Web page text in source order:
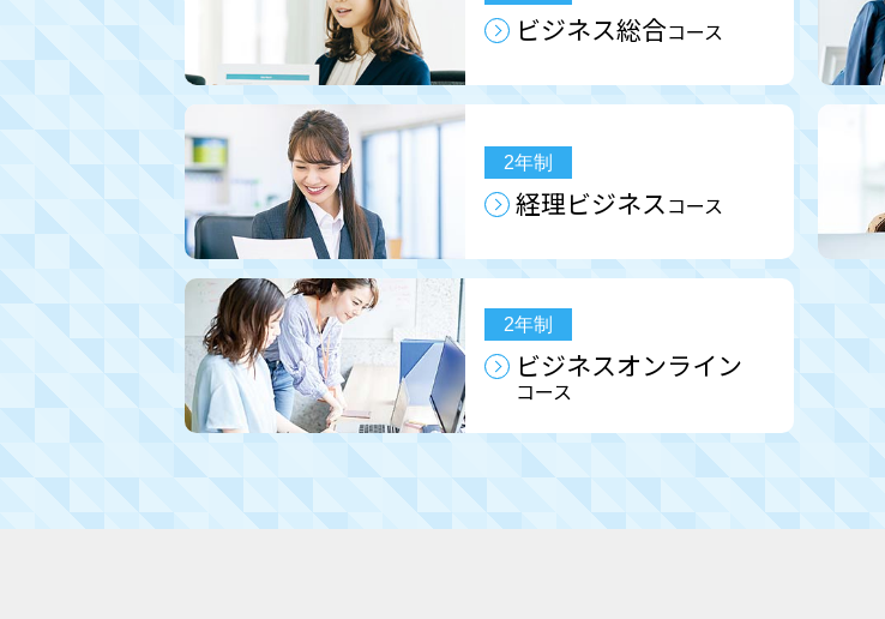
ビジネス総合コース
2年制
経理ビジネスコース
2年制
ビジネスオンライン
コース